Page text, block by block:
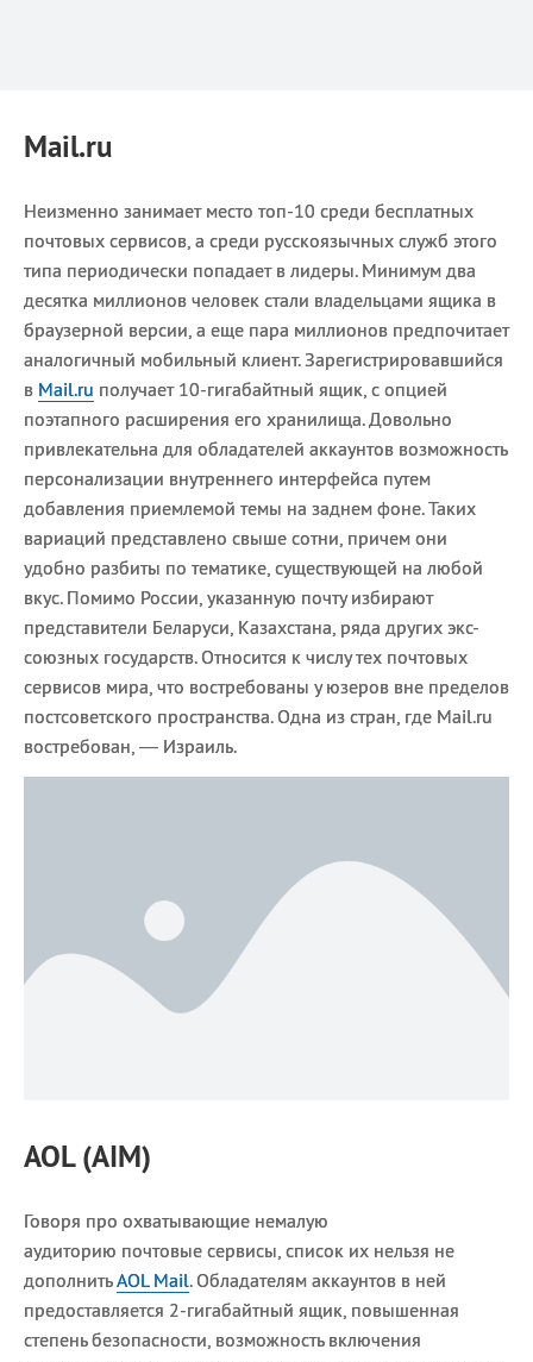
Mail.ru
Неизменно занимает место топ-10 среди бесплатных
почтовых сервисов, а среди русскоязычных служб этого
типа периодически попадает в лидеры. Минимум два
десятка миллионов человек стали владельцами ящика в
браузерной версии, а еще пара миллионов предпочитает
аналогичный мобильный клиент. Зарегистрировавшийся
в Mail.ru получает 10-гигабайтный ящик, с опцией
поэтапного расширения его хранилища. Довольно
привлекательна для обладателей аккаунтов возможность
персонализации внутреннего интерфейса путем
добавления приемлемой темы на заднем фоне. Таких
вариаций представлено свыше сотни, причем они
удобно разбиты по тематике, существующей на любой
вкус. Помимо России, указанную почту избирают
представители Беларуси, Казахстана, ряда других экс-
союзных государств. Относится к числу тех почтовых
сервисов мира, что востребованы у юзеров вне пределов
постсоветского пространства. Одна из стран, где Mail.ru
востребован, — Израиль.
AOL (AIM)
Говоря про охватывающие немалую
аудиторию почтовые сервисы, список их нельзя не
дополнитьAOL Mail. Обладателям аккаунтов в ней
предоставляется 2-гигабайтный ящик, повышенная
степень безопасности, возможность включения